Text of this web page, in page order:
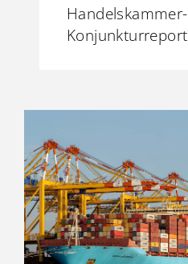
Handelskammer-
Konjunkturreport